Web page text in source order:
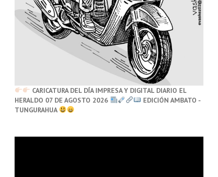
CARICATURA DEL DÍA IMPRESA Y DIGITAL DIARIO EL
HERALDO 07 DE AGOSTO 2026
EDICIÓN AMBATO -
TUNGURAHUA